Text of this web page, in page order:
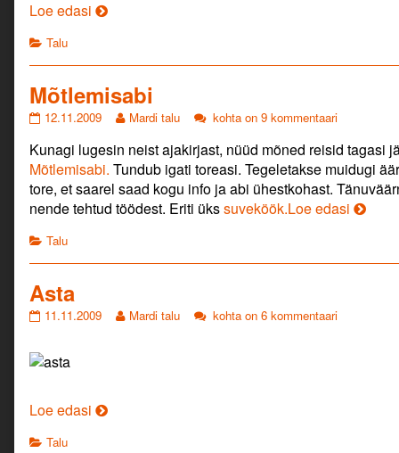
mönus.,
Loe edasi Teistmoodi
ja
suhtlemine,
kenasti
Saaremaiselt
mönus.
Categories
Talu
Mõtlemisabi
Mõtlemisabi
on
12.11.2009
Read
posts
by
the
author
of
Mardi talu Mõtlemisabi
kohta on 9 kommentaari
Kunagi lugesin neist ajakirjast, nüüd mõned reisid tagasi
Mõtlemisabi. Tundub igati toreasi. Tegeletakse muidugi
tore, et saarel saad kogu info ja abi ühestkohast.
nende tehtud töödest. Eriti ükssuveköök.Loe edasi
Categories
Talu
Asta
Asta
11.11.2009
Read
Mardi talu Asta
kohta on 6 kommentaari
Loe edasi Asta
Categories
Talu